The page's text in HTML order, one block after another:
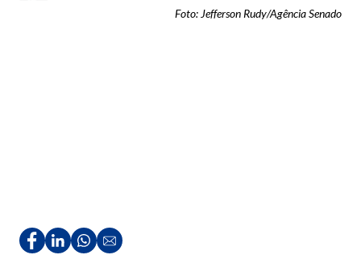
Foto: Jefferson Rudy/Agência Senado